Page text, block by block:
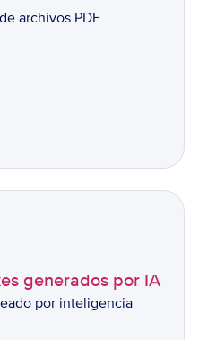
archivos PDF
generados por IA
por inteligencia